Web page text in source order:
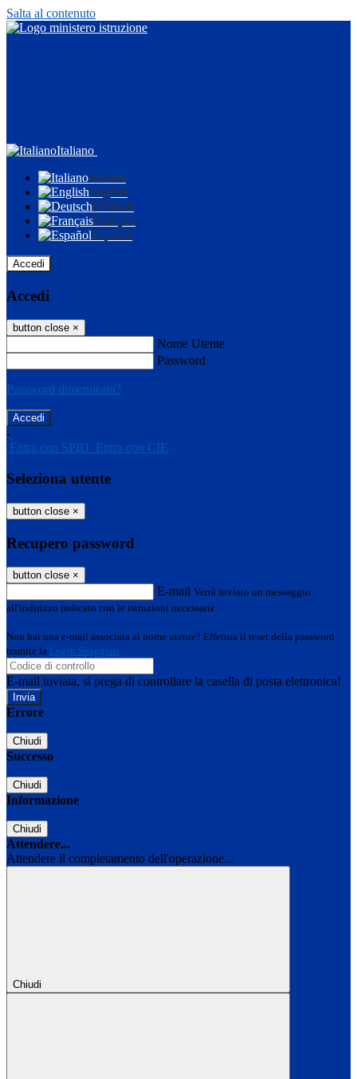
Salta al contenuto
Italiano
Italiano
English
Deutsch
Français
Español
Accedi
Accedi
button close ×
Nome Utente
Password
Password dimenticata?
-
Entra con SPID Entra con CIE
Seleziona utente
button close ×
Recupero password
button close ×
E-mail Verrà inviato un messaggio
all'indirizzo indicato con le istruzioni necessarie.
Non hai una e-mail associata al nome utente? Effettua il reset della password
tramite la Login Spaggiari
E-mail inviata, si prega di controllare la casella di posta elettronica!
Errore
Chiudi
Successo
Chiudi
Informazione
Chiudi
Attendere...
Attendere il completamento dell'operazione...
Chiudi